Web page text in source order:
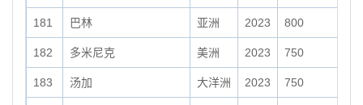
181 巴林 亚洲 2023 800
182 多米尼克 美洲 2023 750
183 汤加 大洋洲 2023 750